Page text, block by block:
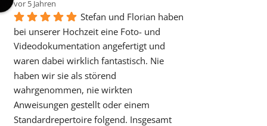
vor 5 Jahren
Stefan und Florian haben
bei unserer Hochzeit eine Foto- und
Videodokumentation angefertigt und
waren dabei wirklich fantastisch. Nie
haben wir sie als störend
wahrgenommen, nie wirkten
Anweisungen gestellt oder einem
Standardrepertoire folgend. Insgesamt